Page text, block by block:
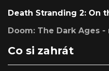
Death Stranding 2: On
Doom: The Dark Ages -
Co si zahrát